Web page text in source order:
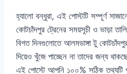
হ্যালো বন্ধুরা, এই পোস্টটি সম্পূর্ণ
কোটচাঁদপুর ট্রেনের সময়সূচী ও ভাড়া
বিগত দিনগুলোতে আলমডাঙ্গা টু
দিয়েও খুঁজে পাচ্ছেন না তাদের জন্য
এই পোস্টে আপনি ১০০% সঠিক তথ্যটি